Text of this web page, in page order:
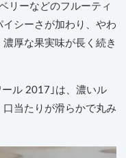
リーなどのフルーティ
シーさが加わり、やわ
厚な果実味が長く続き
ル 2017｣は、濃いル
当たりが滑らかで丸み